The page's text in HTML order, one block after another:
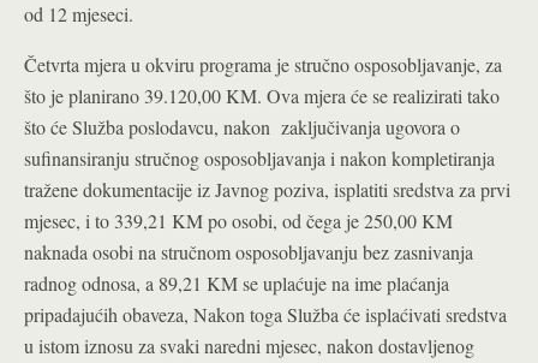
od 12 mjeseci.
Četvrta mjera u okviru programa je stručno osposobljavanje, za
što je planirano 39.120,00 KM. Ova mjera će se realizirati tako
što će Služba poslodavcu, nakon zaključivanja ugovora o
sufinansiranju stručnog osposobljavanja i nakon kompletiranja
tražene dokumentacije iz Javnog poziva, isplatiti sredstva za prvi
mjesec, i to 339,21 KM po osobi, od čega je 250,00 KM
naknada osobi na stručnom osposobljavanju bez zasnivanja
radnog odnosa, a 89,21 KM se uplaćuje na ime plaćanja
pripadajućih obaveza, Nakon toga Služba će isplaćivati sredstva
u istom iznosu za svaki naredni mjesec, nakon dostavljenog